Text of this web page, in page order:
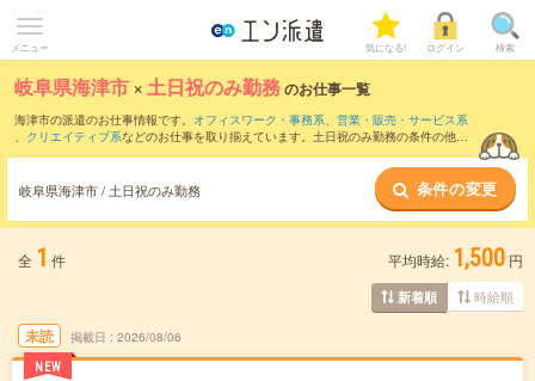
メニュー 気になる! ログイン 検索
岐阜県海津市 ×土日祝のみ勤務のお仕事一覧
海津市の派遣のお仕事情報です。 オフィスワーク・事務系、 営業・販売・サービス系
、 クリエイティブ系などのお仕事を取り揃えています。土日祝のみ勤務の条件の他
岐阜県海津市 / 土日祝のみ勤務 条件の変更
全 1 件 平均時給: 1,500 円
新着順 時給順
未読
NEW
掲載日 2026/08/06